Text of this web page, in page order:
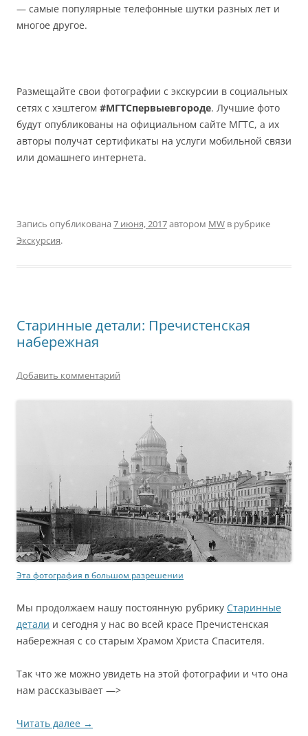
— самые популярные телефонные шутки разных лет и
многое другое.
Размещайте свои фотографии с экскурсии в социальных
сетях с хэштегом #МГТСпервыевгороде. Лучшие фото
будут опубликованы на официальном сайте МГТС, а их
авторы получат сертификаты на услуги мобильной связи
или домашнего интернета.
Запись опубликована 7 июня, 2017автором MW в рубрике
Экскурсия.
Старинные детали: Пречистенская
набережная
Добавить комментарий
Эта фотография в большом разрешении
Мы продолжаем нашу постоянную рубрику Старинные
детали и сегодня у нас во всей красе Пречистенская
набережная с со старым Храмом Христа Спасителя.
Так что же можно увидеть на этой фотографии и что она
нам рассказывает —>
Читать далее →